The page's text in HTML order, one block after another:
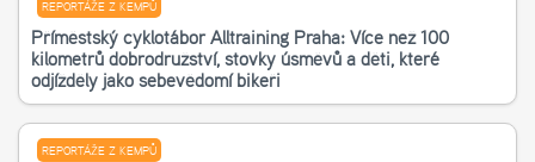
REPORTÁŽE Z KEMPŮ
Příměstský cyklotábor Alltraining Praha: Více než 100
kilometrů dobrodružství, stovky úsměvů a děti, které
odjížděly jako sebevědomí bikeři
REPORTÁŽE Z KEMPŮ